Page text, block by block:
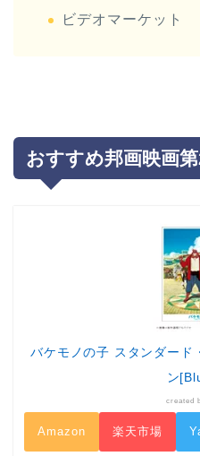
ビデオマーケット
おすすめ邦画映画
バケモノの子 スタンダード
ン
created
Amazon 楽天市場